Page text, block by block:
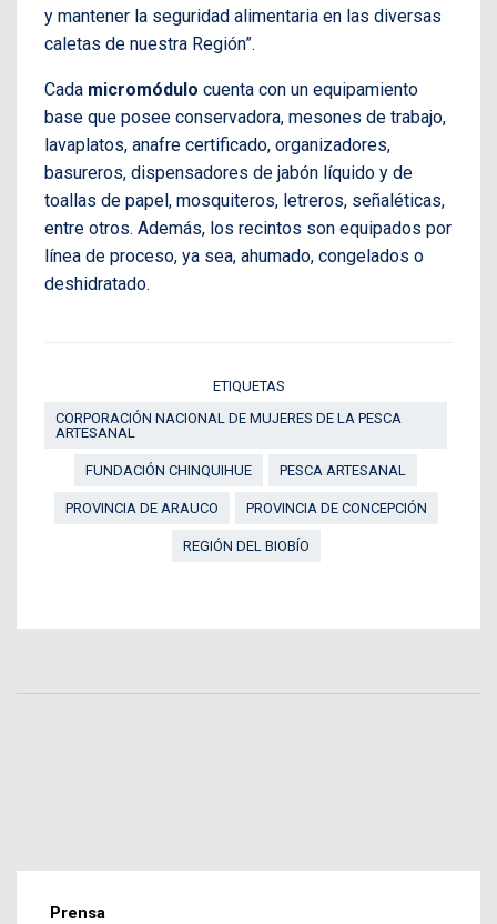
y mantener la seguridad alimentaria en las diversas
caletas de nuestra Región”.
Cada micromódulo cuenta con un equipamiento
base que posee conservadora, mesones de trabajo,
lavaplatos, anafre certificado, organizadores,
basureros, dispensadores de jabón líquido y de
toallas de papel, mosquiteros, letreros, señaléticas,
entre otros. Además, los recintos son equipados por
línea de proceso, ya sea, ahumado, congelados o
deshidratado.
ETIQUETAS
CORPORACIÓN NACIONAL DE MUJERES DE LA PESCA
ARTESANAL
FUNDACIÓN CHINQUIHUE PESCA ARTESANAL
PROVINCIA DE ARAUCO PROVINCIA DE CONCEPCIÓN
REGIÓN DEL BIOBÍO
Prensa